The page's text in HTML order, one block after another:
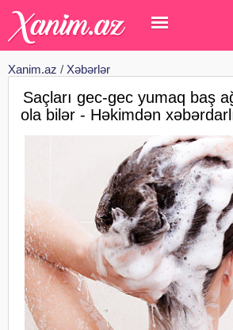
Xanim.az / Xəbərlər
Saçları gec-gec yumaq baş
ola bilər - Həkimdən